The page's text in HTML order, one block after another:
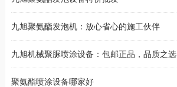
九旭聚氨酯发泡机：放心省心的施工伙伴
九旭机械聚脲喷涂设备：包邮正品，品质之选
聚氨酯喷涂设备哪家好